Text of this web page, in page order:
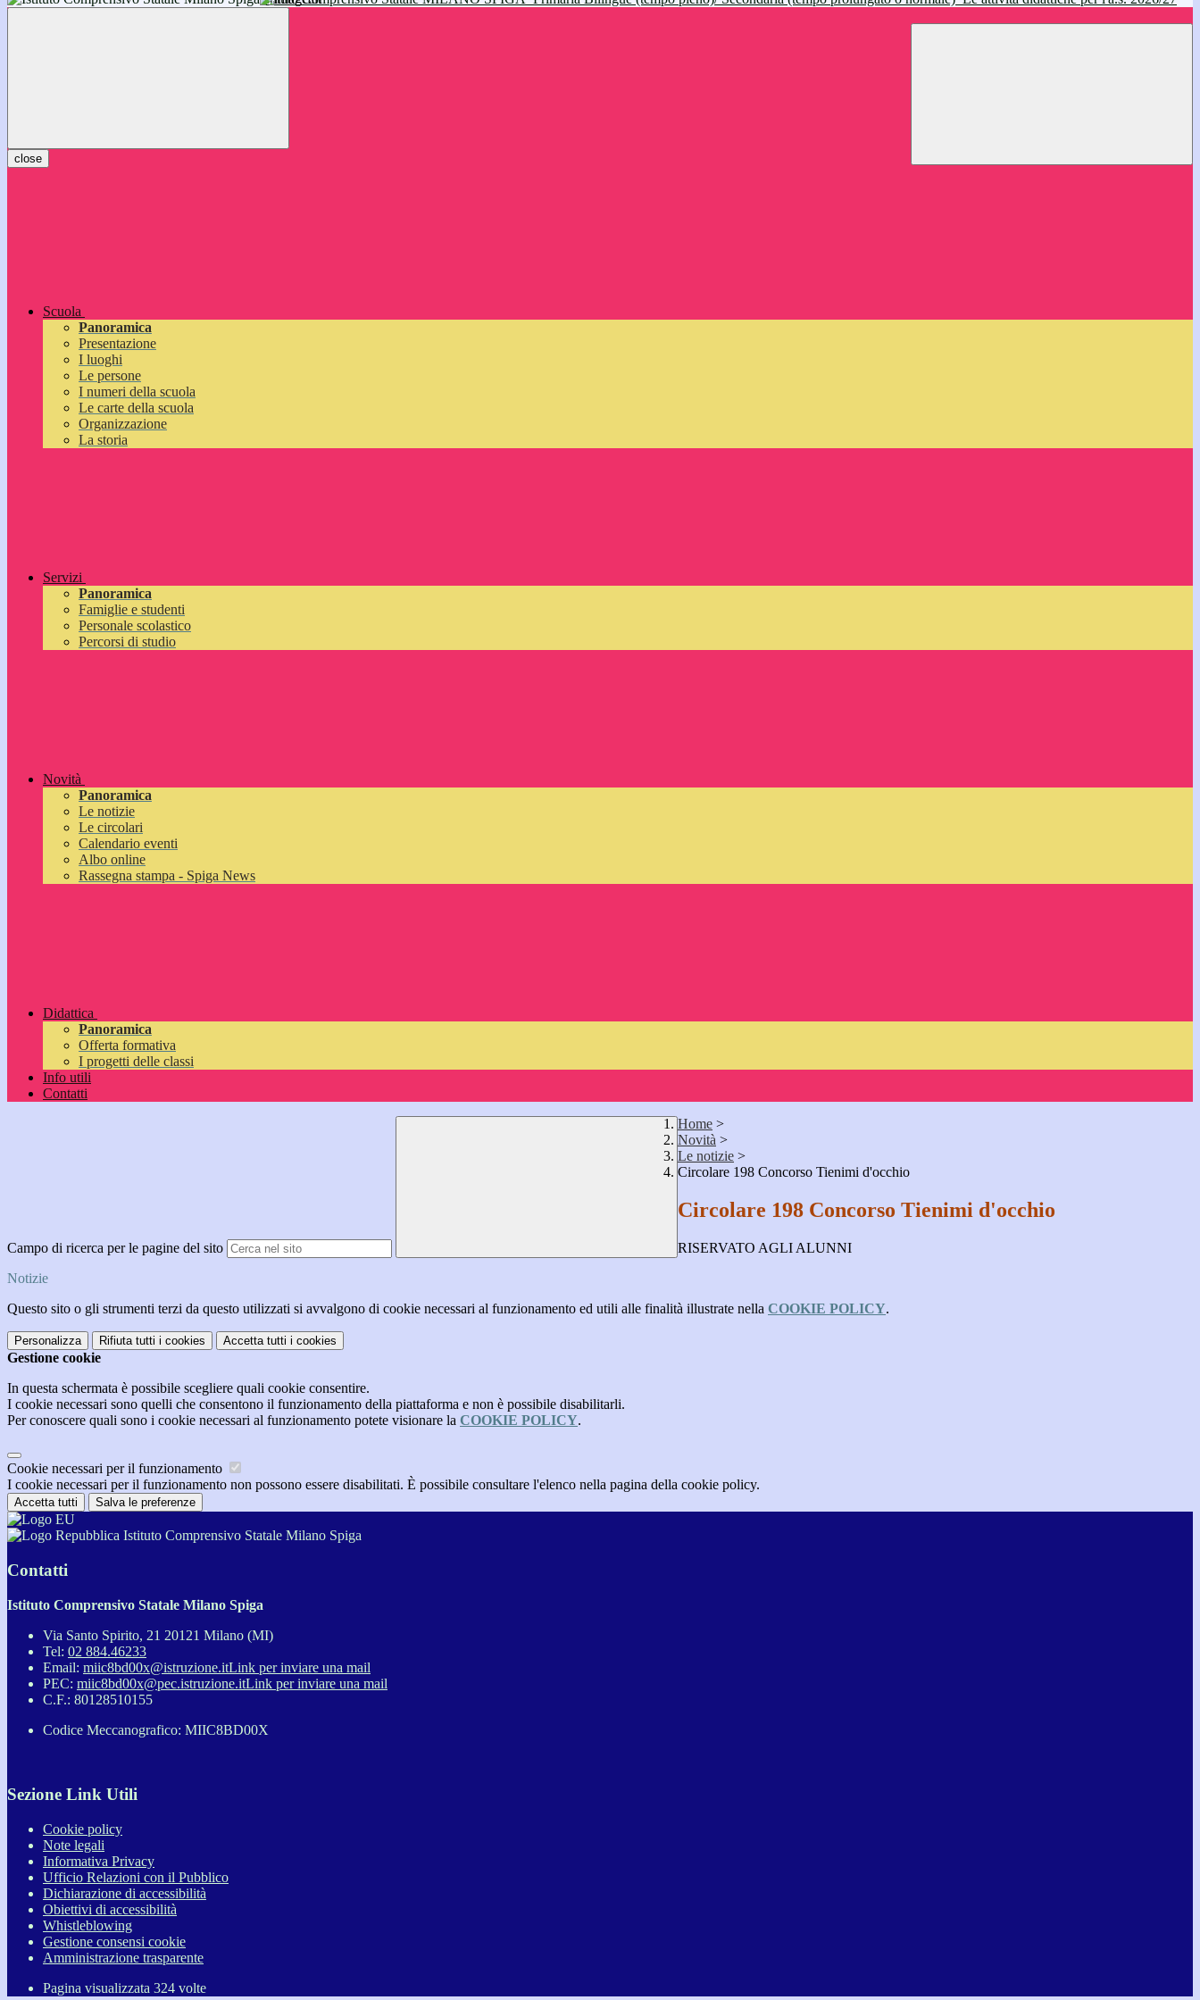
inizieranno il 14 settembre 2026: vi aspettiamo!
close
Scuola
Panoramica
Presentazione
I luoghi
Le persone
I numeri della scuola
Le carte della scuola
Organizzazione
La storia
Servizi
Panoramica
Famiglie e studenti
Personale scolastico
Percorsi di studio
Novità
Panoramica
Le notizie
Le circolari
Calendario eventi
Albo online
Rassegna stampa - Spiga News
Didattica
Panoramica
Offerta formativa
I progetti delle classi
Info utili
Contatti
Campo di ricerca per le pagine del sito
Home >
Novità >
Le notizie >
Circolare 198 Concorso Tienimi d'occhio
Circolare 198 Concorso Tienimi d'occhio
RISERVATO AGLI ALUNNI
Notizie
Questo sito o gli strumenti terzi da questo utilizzati si avvalgono di cookie necessari al funzionamento ed utili alle finalità illustrate nella COOKIE POLICY.
Personalizza Rifiuta tutti i cookies Accetta tutti i cookies
Gestione cookie
In questa schermata è possibile scegliere quali cookie consentire.
I cookie necessari sono quelli che consentono il funzionamento della piattaforma e non è possibile disabilitarli.
Per conoscere quali sono i cookie necessari al funzionamento potete visionare la COOKIE POLICY.
Cookie necessari per il funzionamento
I cookie necessari per il funzionamento non possono essere disabilitati. È possibile consultare l'elenco nella pagina della cookie policy.
Accetta tutti Salva le preferenze
Istituto Comprensivo Statale Milano Spiga
Contatti
Istituto Comprensivo Statale Milano Spiga
Via Santo Spirito, 21 20121 Milano (MI)
Tel: 02 884.46233
Email: miic8bd00x@istruzione.itLink per inviare una mail
PEC: miic8bd00x@pec.istruzione.itLink per inviare una mail
C.F.: 80128510155
Codice Meccanografico: MIIC8BD00X
Sezione Link Utili
Cookie policy
Note legali
Informativa Privacy
Ufficio Relazioni con il Pubblico
Dichiarazione di accessibilità
Obiettivi di accessibilità
Whistleblowing
Gestione consensi cookie
Amministrazione trasparente
Pagina visualizzata 324 volte